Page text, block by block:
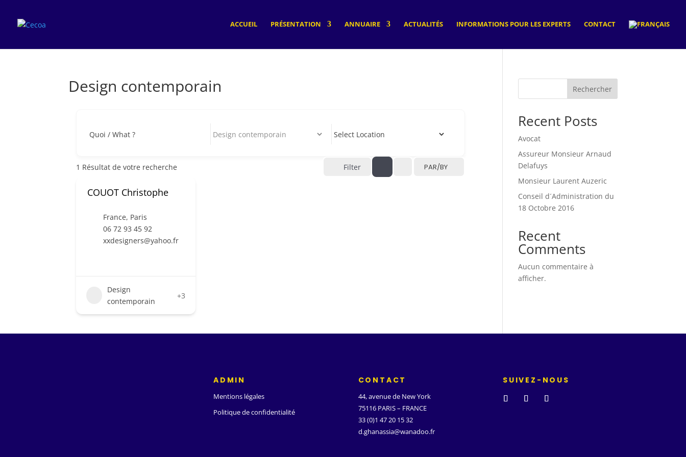
ACCUEIL PRÉSENTATION ANNUAIRE ACTUALITÉS INFORMATIONS POUR LES EXPERTS CONTACT
Design contemporain
Quoi / What ?
1 Résultat de votre recherche Filter PAR/BY
COUOT Christophe
France, Paris
06 72 93 45 92
xxdesigners@yahoo.fr
Design
contemporain
+3
Rechercher
Recent Posts
Avocat
Assureur Monsieur Arnaud
Delafuys
Monsieur Laurent Auzeric
Conseil d´Administration du
18 Octobre 2016
Recent
Comments
Aucun commentaire à
afficher.
ADMIN
Mentions légales
Politique de confidentialité
CONTACT
44, avenue de New York
75116 PARIS – FRANCE
33 (0)1 47 20 15 32
d.ghanassia@wanadoo.fr
SUIVEZ-NOUS